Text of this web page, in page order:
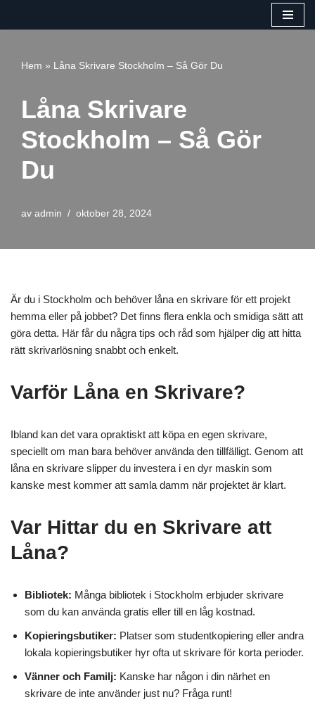
innehåll
Hem » Låna Skrivare Stockholm – Så Gör Du
Låna Skrivare
Stockholm – Så Gör
Du
av admin oktober 28, 2024
Är du i Stockholm och behöver låna en skrivare för ett projekt
hemma eller på jobbet? Det finns flera enkla och smidiga sätt att
göra detta. Här får du några tips och råd som hjälper dig att hitta
rätt skrivarlösning snabbt och enkelt.
Varför Låna en Skrivare?
Ibland kan det vara opraktiskt att köpa en egen skrivare,
speciellt om man bara behöver använda den tillfälligt. Genom att
låna en skrivare slipper du investera i en dyr maskin som
kanske mest kommer att samla damm när projektet är klart.
Var Hittar du en Skrivare att
Låna?
Bibliotek: Många bibliotek i Stockholm erbjuder skrivare
som du kan använda gratis eller till en låg kostnad.
Kopieringsbutiker: Platser som studentkopiering eller andra
lokala kopieringsbutiker hyr ofta ut skrivare för korta perioder.
Vänner och Familj: Kanske har någon i din närhet en
skrivare de inte använder just nu? Fråga runt!